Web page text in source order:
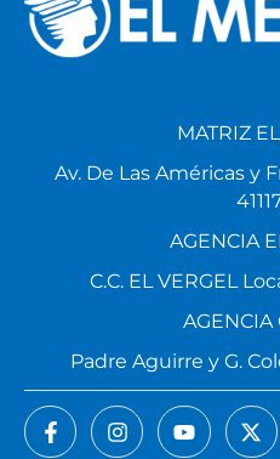
MATRIZ
Av. De Las Américas y
AGENCIA
C.C. EL VERGEL
AGENCIA
Padre Aguirre y G.